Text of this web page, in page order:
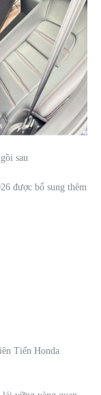
sau
được bổ sung thêm
Tiến Honda